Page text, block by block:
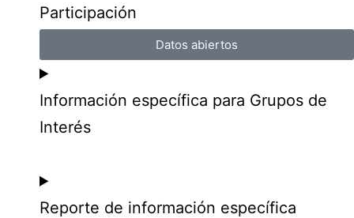
Participación
Datos abiertos
Información específica para Grupos de
Interés
Reporte de información específica